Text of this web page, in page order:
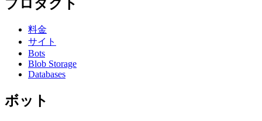
プロダクト
料金
サイト
Bots
Blob Storage
Databases
ボット